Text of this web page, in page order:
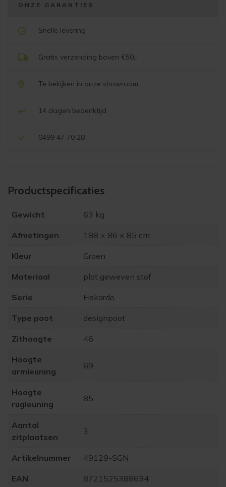
ONZE GARANTIES
Snelle levering
Gratis verzending boven €50,-
Te bekijken in onze showroom
14 dagen bedenktijd
0499 47 70 28
Product­specificaties
Gewicht 63 kg
Afmetingen 188 × 86 × 85 cm
Kleur Groen
Materiaal plat geweven stof
Serie Fiskardo
Type poot designpoot
Zithoogte 46
Hoogte
armleuning
69
Hoogte
rugleuning
85
Aantal
zitplaatsen
3
Artikelnummer 49129-SGN
EAN 8721525388634